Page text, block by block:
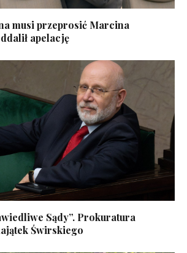
musi przeprosić Marcina
apelację
Sądy”. Prokuratura
Świrskiego